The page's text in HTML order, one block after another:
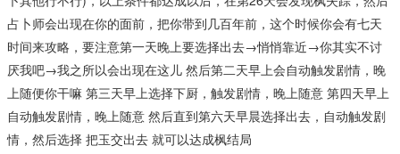
占卜师会出现在你的面前，把你带到几百年前，这个时候你会有七天
时间来攻略，要注意第一天晚上要选择出去→悄悄靠近→你其实不讨
厌我吧→我之所以会出现在这儿 然后第二天早上会自动触发剧情，晚
上随便你干嘛 第三天早上选择下厨，触发剧情，晚上随意 第四天早上
自动触发剧情，晚上随意 然后直到第六天早晨选择出去，自动触发剧
情，然后选择 把玉交出去 就可以达成枫结局